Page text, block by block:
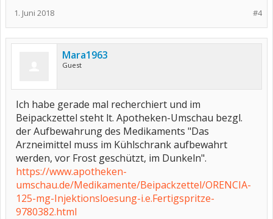
#4
1. Juni 2018
Mara1963
Guest
Ich habe gerade mal recherchiert und im
Beipackzettel steht lt. Apotheken-Umschau bezgl.
der Aufbewahrung des Medikaments "Das
Arzneimittel muss im Kühlschrank aufbewahrt
werden, vor Frost geschützt, im Dunkeln".
https://www.apotheken-
umschau.de/Medikamente/Beipackzettel/ORENCIA-
125-mg-Injektionsloesung-i.e.Fertigspritze-
9780382.html